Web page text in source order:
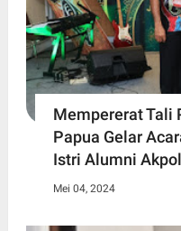
Mempererat Tali
Papua Gelar
Istri Alumni Akpol
Mei 04, 2024